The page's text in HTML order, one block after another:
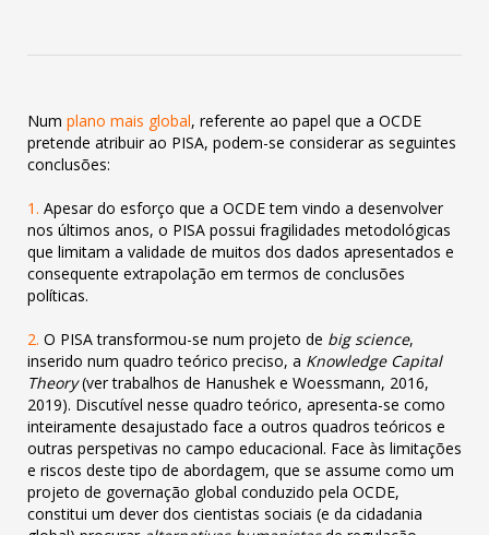
Num plano mais global, referente ao papel que a OCDE
pretende atribuir ao PISA, podem-se considerar as seguintes
conclusões:
1. Apesar do esforço que a OCDE tem vindo a desenvolver
nos últimos anos, o PISA possui fragilidades metodológicas
que limitam a validade de muitos dos dados apresentados e
consequente extrapolação em termos de conclusões
políticas.
2. O PISA transformou-se num projeto de big science,
inserido num quadro teórico preciso, a Knowledge Capital
Theory(vertrabalhos de Hanushek e Woessmann, 2016,
2019). Discutível nesse quadro teórico, apresenta-se como
inteiramente desajustado face a outros quadros teóricos e
outras perspetivas no campo educacional. Face às limitações
e riscos deste tipo de abordagem, que se assume como um
projeto de governação global conduzido pela OCDE,
constitui um dever dos cientistas sociais (e da cidadania